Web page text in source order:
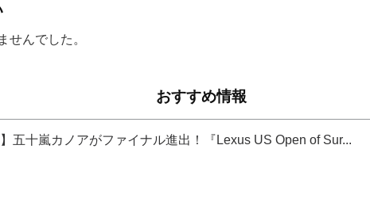
せんでした。
おすすめ情報
】五十嵐カノアがファイナル進出！『Lexus US Open of Sur...